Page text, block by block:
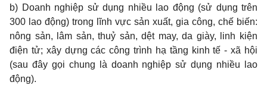
b) Doanh nghiệp sử dụng nhiều lao động (sử dụng trên
300 lao động) trong lĩnh vực sản xuất, gia công, chế biến:
nông sản, lâm sản, thuỷ sản, dệt may, da giày, linh kiện
điện tử; xây dựng các công trình hạ tầng kinh tế - xã hội
(sau đây gọi chung là doanh nghiệp sử dụng nhiều lao
động).